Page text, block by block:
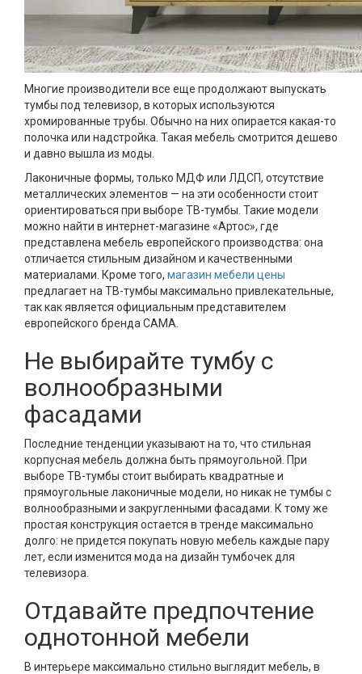
Многие производители все еще продолжают выпускать
тумбы под телевизор, в которых используются
хромированные трубы. Обычно на них опирается какая-то
полочка или надстройка. Такая мебель смотрится дешево
и давно вышла из моды.
Лаконичные формы, только МДФ или ЛДСП, отсутствие
металлических элементов — на эти особенности стоит
ориентироваться при выборе ТВ-тумбы. Такие модели
можно найти в интернет-магазине «Артос», где
представлена мебель европейского производства: она
отличается стильным дизайном и качественными
материалами. Кроме того, магазин мебели цены
предлагает на ТВ-тумбы максимально привлекательные,
так как является официальным представителем
европейского бренда САМА.
Не выбирайте тумбу с
волнообразными
фасадами
Последние тенденции указывают на то, что стильная
корпусная мебель должна быть прямоугольной. При
выборе ТВ-тумбы стоит выбирать квадратные и
прямоугольные лаконичные модели, но никак не тумбы с
волнообразными и закругленными фасадами. К тому же
простая конструкция остается в тренде максимально
долго: не придется покупать новую мебель каждые пару
лет, если изменится мода на дизайн тумбочек для
телевизора.
Отдавайте предпочтение
однотонной мебели
В интерьере максимально стильно выглядит мебель, в